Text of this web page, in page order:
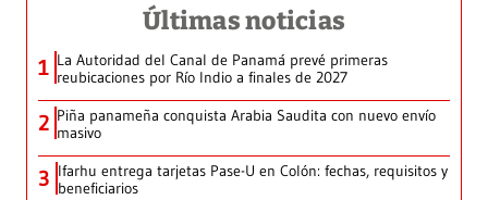
Últimas noticias
1 La Autoridad del Canal de Panamá prevé primeras
reubicaciones por Río Indio a finales de 2027
2 Piña panameña conquista Arabia Saudita con nuevo envío
masivo
3 Ifarhu entrega tarjetas Pase-U en Colón: fechas, requisitos y
beneficiarios